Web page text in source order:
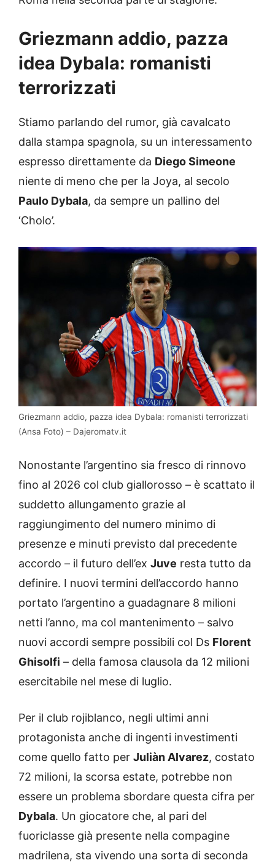
Griezmann addio, pazza
idea Dybala: romanisti
terrorizzati
Stiamo parlando del rumor, già cavalcato
dalla stampa spagnola, su un interessamento
espresso direttamente da Diego Simeone
niente di meno che per la Joya, al secolo
Paulo Dybala, da sempre un pallino del
‘Cholo’.
Griezmann addio, pazza idea Dybala: romanisti terrorizzati
(Ansa Foto) – Dajeromatv.it
Nonostante l’argentino sia fresco di rinnovo
fino al 2026 col club giallorosso – è scattato il
suddetto allungamento grazie al
raggiungimento del numero minimo di
presenze e minuti previsto dal precedente
accordo – il futuro dell’ex Juve resta tutto da
definire. I nuovi termini dell’accordo hanno
portato l’argentino a guadagnare 8 milioni
netti l’anno, ma col mantenimento – salvo
nuovi accordi sempre possibili col Ds Florent
Ghisolfi – della famosa clausola da 12 milioni
esercitabile nel mese di luglio.
Per il club rojiblanco, negli ultimi anni
protagonista anche di ingenti investimenti
come quello fatto per Juliàn Alvarez, costato
72 milioni, la scorsa estate, potrebbe non
essere un problema sbordare questa cifra per
Dybala. Un giocatore che, al pari del
fuoriclasse già presente nella compagine
madrilena, sta vivendo una sorta di seconda